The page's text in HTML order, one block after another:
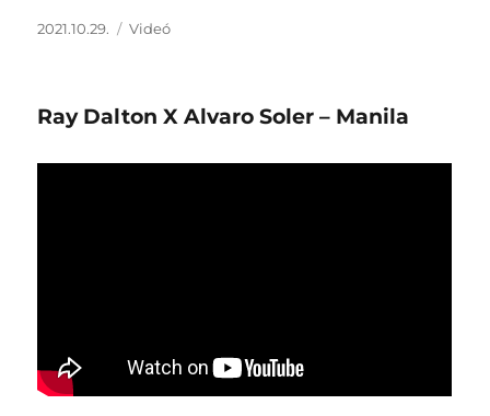
Közzétéve
2021.10.29. Forma
Videó
Ray Dalton X Alvaro Soler – Manila